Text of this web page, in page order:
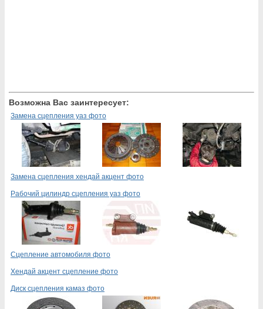
Возможна Вас заинтересует:
Замена сцепления уаз фото
Замена сцепления хендай акцент фото
Рабочий цилиндр сцепления уаз фото
Сцепление автомобиля фото
Хендай акцент сцепление фото
Диск сцепления камаз фото